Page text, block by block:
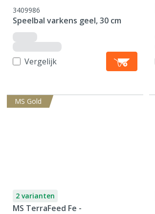
3409986
Speelbal varkens geel, 30 cm
Vergelijk
MS Gold
2 varianten
MS TerraFeed Fe -